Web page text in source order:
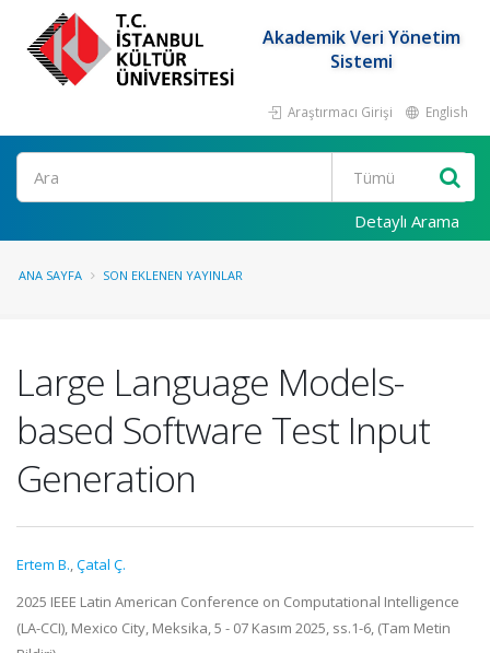
Akademik Veri Yönetim
Sistemi
Araştırmacı Girişi English
Ara
Detaylı Arama
ANA SAYFA SON EKLENEN YAYINLAR
Large Language Models-
based Software Test Input
Generation
Ertem B.,Çatal Ç.
2025 IEEE Latin American Conference on Computational Intelligence
(LA-CCI), Mexico City, Meksika, 5 - 07 Kasım 2025, ss.1-6, (Tam Metin